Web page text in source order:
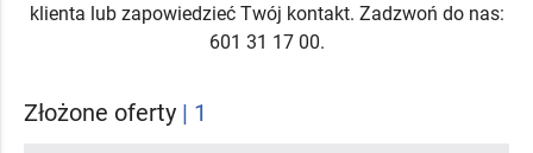
klienta lub zapowiedzieć Twój kontakt. Zadzwoń do nas:
601 31 17 00.
Złożone oferty | 1